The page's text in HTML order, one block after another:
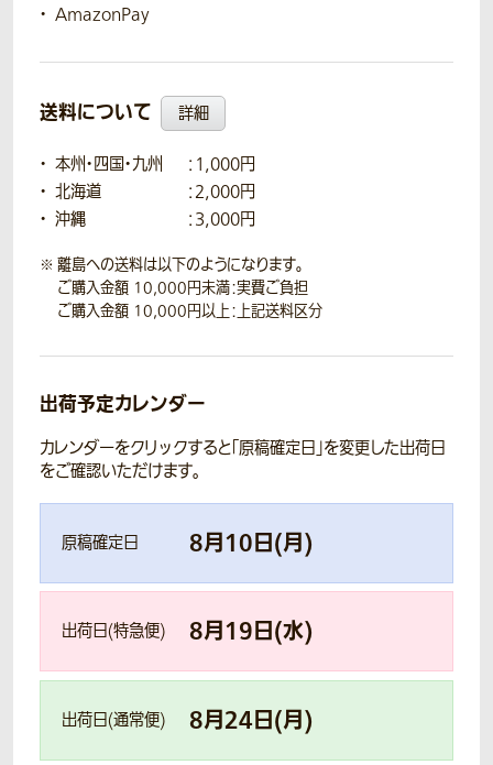
AmazonPay
送料について 詳細
本州・四国・九州
：1,000円
北海道
：2,000円
沖縄
：3,000円
離島への送料は以下のようになります。
ご購入金額 10,000円未満：実費ご負担
ご購入金額 10,000円以上：上記送料区分
出荷予定カレンダー
カレンダーをクリックすると「原稿確定日」を変更した出荷日
をご確認いただけます。
原稿確定日 8月10日(月)
出荷日(特急便) 8月19日(水)
出荷日(通常便) 8月24日(月)